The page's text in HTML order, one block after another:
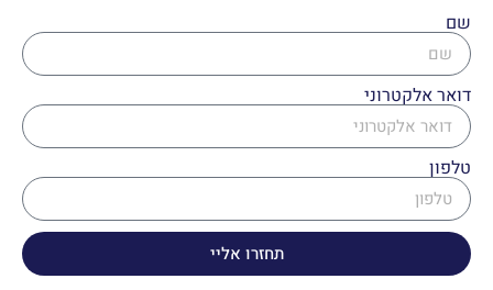
שם
דואר אלקטרוני
טלפון
תחזרו אליי